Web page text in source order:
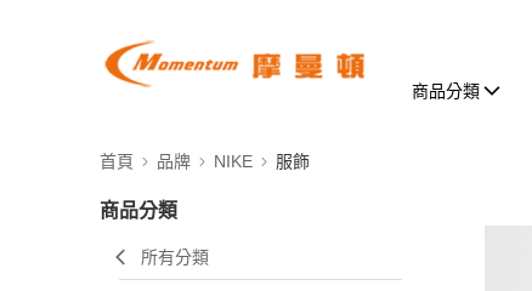
商品分類
首頁 品牌 NIKE 服飾
商品分類
所有分類